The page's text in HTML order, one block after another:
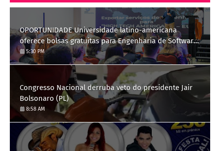
OPORTUNIDADE Universidade latino-americana
oferece bolsas gratuitas para Engenharia de Software;
saiba como se candidatar
5:30 PM
Congresso Nacional derruba veto do presidente Jair
Bolsonaro (PL)
8:58 AM